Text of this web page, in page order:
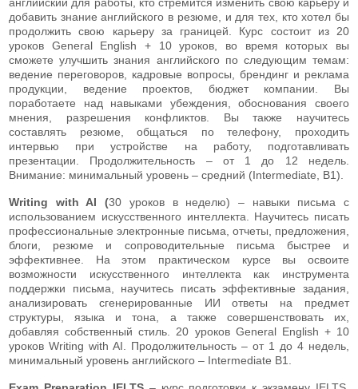
добавить знание английского в резюме, и для тех, кто хотел бы
продолжить свою карьеру за границей. Курс состоит из 20
уроков General English + 10 уроков, во время которых вы
сможете улучшить знания английского по следующим темам:
ведение переговоров, кадровые вопросы, брендинг и реклама
продукции, ведение проектов, бюджет компании. Вы
поработаете над навыками убеждения, обоснования своего
мнения, разрешения конфликтов. Вы также научитесь
составлять резюме, общаться по телефону, проходить
интервью при устройстве на работу, подготавливать
презентации. Продолжительность – от 1 до 12 недель.
Внимание: минимальный уровень – средний (Intermediate, В1).
Writing with AI (30 уроков в неделю) – навыки письма с
использованием искусственного интеллекта. Научитесь писать
профессиональные электронные письма, отчеты, предложения,
блоги, резюме и сопроводительные письма быстрее и
эффективнее. На этом практическом курсе вы освоите
возможности искусственного интеллекта как инструмента
поддержки письма, научитесь писать эффективные задания,
анализировать сгенерированные ИИ ответы на предмет
структуры, языка и тона, а также совершенствовать их,
добавляя собственный стиль. 20 уроков General English + 10
уроков Writing with AI. Продолжительность – от 1 до 4 недель,
минимальный уровень английского – Intermediate B1.